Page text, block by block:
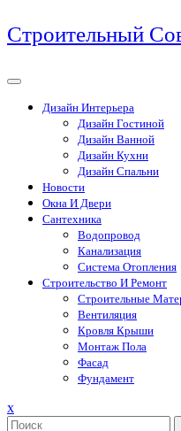
Перейти
к
Строительный
Дизайн Интерьера
Дизайн Гостиной
Дизайн Ванной
Дизайн Кухни
Дизайн Спальни
Новости
Окна И Двери
Сантехника
Водопровод
Канализация
Система Отопления
Строительство И Ремонт
Строительные
Вентиляция
Кровля Крыши
Монтаж Пола
Фасад
Фундамент
xЗакрыть
меню